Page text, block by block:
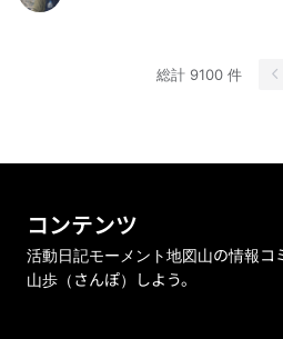
総計 9100 件
コンテンツ
活動日記モーメント地図山の情報コ
山歩（さんぽ）しよう。